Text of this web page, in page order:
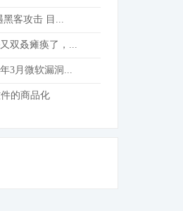
黑客攻击 目...
双叒瘫痪了，...
年3月微软漏洞...
的商品化